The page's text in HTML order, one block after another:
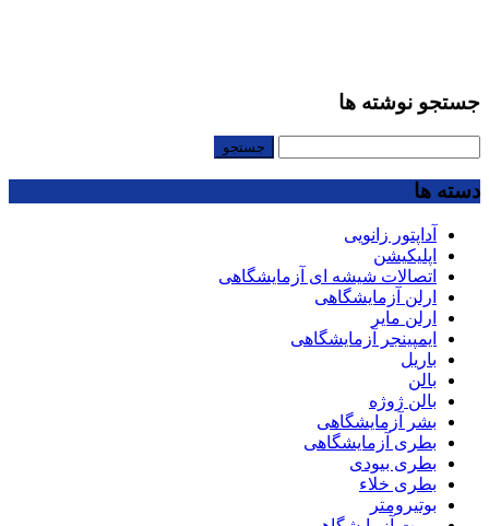
جستجو نوشته ها
دسته ها
آداپتور زانویی
اپلیکیشن
اتصالات شیشه ای آزمایشگاهی
ارلن آزمایشگاهی
ارلن مایر
ایمپینجر آزمایشگاهی
باریل
بالن
بالن ژوژه
بشر آزمایشگاهی
بطری آزمایشگاهی
بطری بیودی
بطری خلاء
بوتیرومتر